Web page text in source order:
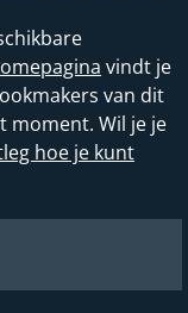
vindt je
van dit
moment. Wil je je
hoe je kunt